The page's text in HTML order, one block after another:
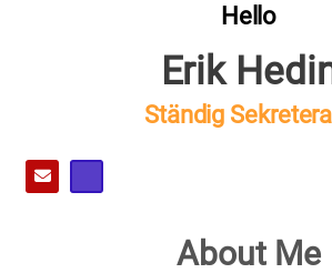
Hello
Erik
Ständig
About Me